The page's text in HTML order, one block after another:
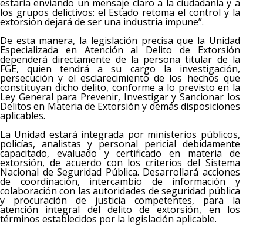
estaría enviando un mensaje claro a la ciudadanía y a
los grupos delictivos: el Estado retoma el control y la
extorsión dejará de ser una industria impune”.
De esta manera, la legislación precisa que la Unidad
Especializada en Atención al Delito de Extorsión
dependerá directamente de la persona titular de la
FGE, quien tendrá a su cargo la investigación,
persecución y el esclarecimiento de los hechos que
constituyan dicho delito, conforme a lo previsto en la
Ley General para Prevenir, Investigar y Sancionar los
Delitos en Materia de Extorsión y demás disposiciones
aplicables.
La Unidad estará integrada por ministerios públicos,
policías, analistas y personal pericial debidamente
capacitado, evaluado y certificado en materia de
extorsión, de acuerdo con los criterios del Sistema
Nacional de Seguridad Pública. Desarrollará acciones
de coordinación, intercambio de información y
colaboración con las autoridades de seguridad pública
y procuración de justicia competentes, para la
atención integral del delito de extorsión, en los
términos establecidos por la legislación aplicable.